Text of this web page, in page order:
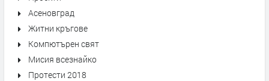
Асеновград
Житни кръгове
Компютърен свят
Мисия всезнайко
Протести 2018